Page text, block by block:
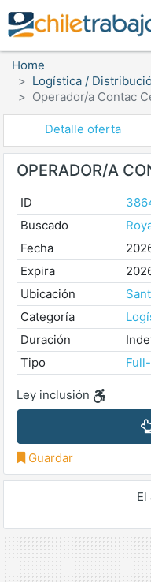
Home
Logística /
Operador/a Contac
Detalle oferta
OPERADOR/A
ID
Buscado
Fecha
Expira
Ubicación
Categoría
Duración
Tipo
Ley inclusión
Guardar
El